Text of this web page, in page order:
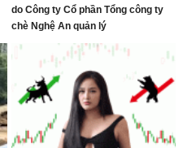
do Công ty Cổ phần Tổng công ty
chè Nghệ An quản lý